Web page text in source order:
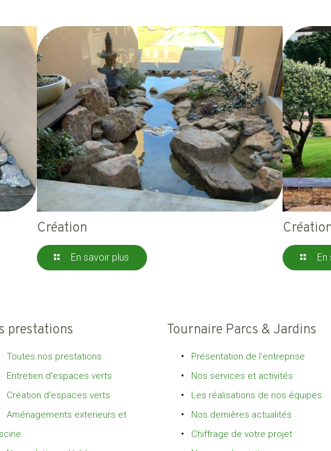
Création
En savoir plus En
prestations
Toutes nos prestations
Entretien d'espaces verts
Création d'espaces verts
Aménagements exterieurs et
Tournaire Parcs & Jardins
Présentation de l'entreprise
Nos services et activités
Les réalisations de nos équipes
Nos dernières actualités
Chiffrage de votre projet